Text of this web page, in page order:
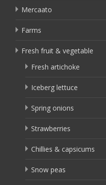
Mercaato
Farms
Fresh fruit & vegetable
Fresh artichoke
Iceberg lettuce
Spring onions
Strawberries
Chillies & capsicums
Snow peas